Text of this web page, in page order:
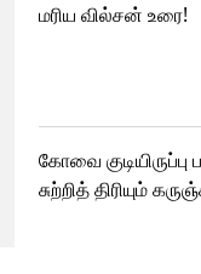
மரிய வில்சன் உரை!
கோவை குடியிருப்பு
சுற்றித் திரியும்